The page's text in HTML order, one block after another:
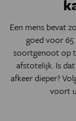
Een mens bevat
goed voor
soortgenoot op
afstotelijk. Is
afkeer dieper?
voort